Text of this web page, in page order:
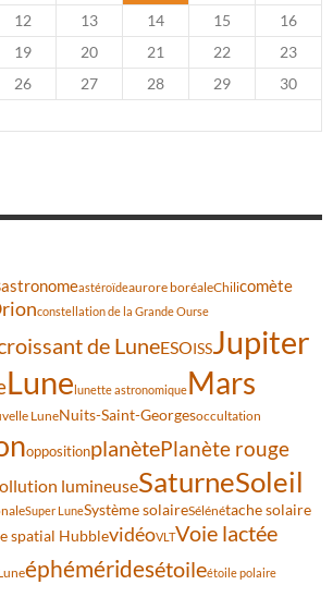
12 13 14 15
16
19 20 21 22
23
26 27 28 29
30
astronomeastéroïdeaurore boréaleChilicomète
constellation de la Grande Ourse
de LuneESOISSJupiter
Lune lunette astronomiqueMars
LuneNuits-Saint-Georgesoccultation
oppositionplanètePlanète rouge
lumineuseSaturneSoleil
Super LuneSystème solaireSélénétache solaire
spatial HubblevidéoVLTVoie lactée
éphéméridesétoileétoile polaire